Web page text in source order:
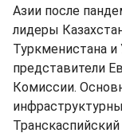
Азии после
лидеры
Туркменистана и
представители
Комиссии.